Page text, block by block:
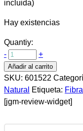
incluida)
Hay existencias
Quantiy:
-
+
Añadir al carrito
SKU: 601522
Natural
Etiqueta:
[jgm-review-widget]